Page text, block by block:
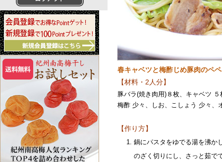
春キャベツと梅酢じめ豚肉のペ
【材料・2人分】
豚バラ(焼き肉用)８枚、キャベツ
梅酢 少々、しお、こしょう 少々、
【作り方】
鍋にパスタをゆでる湯を沸か
のざく切りにし、さっと茹で